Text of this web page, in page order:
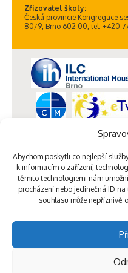
Abychom poskytli co nejlepší
k informacím o zařízení,
těmito technologiemi nám
procházení nebo jedinečná ID
souhlasu může nepříznivě
Zřizovatel školy:
Česká provincie Kongregace
80/9, Brno 602 00, tel: +420